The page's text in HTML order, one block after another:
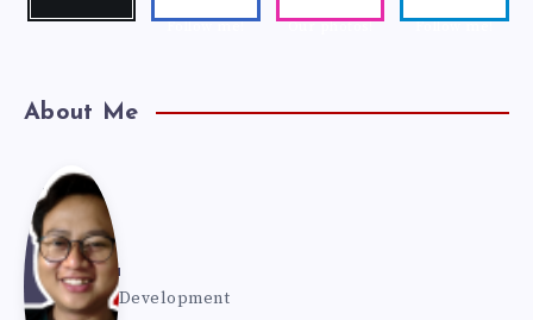
Follow me! Our photos! Follow me!
About Me
Kak
Can
Kak Candra
Web & Self Development